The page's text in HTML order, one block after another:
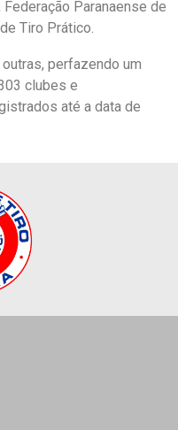
Paranaense de
Tiro Prático.
perfazendo um
clubes e
até a data de